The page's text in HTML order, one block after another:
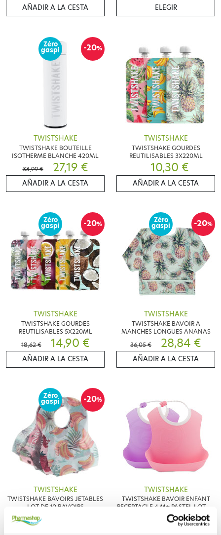
AÑADIR A LA CESTA ELEGIR
-20%
Zéro
gaspi
TWISTSHAKE
TWISTSHAKE BOUTEILLE
ISOTHERME BLANCHE 420ML
33,99 €
27,19 €
AÑADIR A LA CESTA
TWISTSHAKE
TWISTSHAKE GOURDES
REUTILISABLES 3X220ML
10,30 €
AÑADIR A LA CESTA
-20%
Zéro
gaspi
TWISTSHAKE
TWISTSHAKE GOURDES
REUTILISABLES 5X220ML
18,62 €
14,90 €
AÑADIR A LA CESTA
-20%
Zéro
gaspi
TWISTSHAKE
TWISTSHAKE BAVOIR A
MANCHES LONGUES ANANAS
36,05 €
28,84 €
AÑADIR A LA CESTA
-20%
Zéro
gaspi
TWISTSHAKE
TWISTSHAKE BAVOIRS JETABLES
LOT DE 10 BAVOIRS
8,39 €
TWISTSHAKE
TWISTSHAKE BAVOIR ENFANT
RECEPTACLE 4 M+ PASTEL LOT DE
2
20,59 €